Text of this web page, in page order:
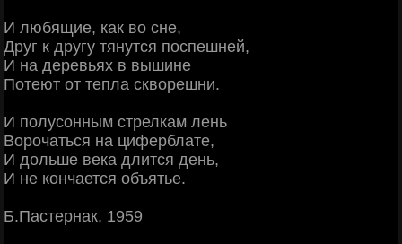
И любящие, как во сне,
Друг к другу тянутся поспешней,
И на деревьях в вышине
Потеют от тепла скворешни.
И полусонным стрелкам лень
Ворочаться на циферблате,
И дольше века длится день,
И не кончается объятье.
Б.Пастернак, 1959